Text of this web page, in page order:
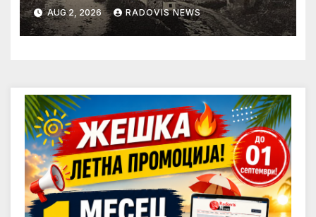
AUG 2, 2026 RADOVIS NEWS